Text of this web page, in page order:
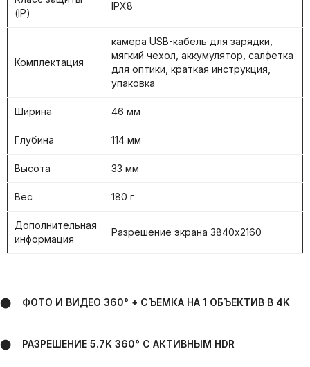
(IP)
IPX8
Комплектация
камера USB-кабель для зарядки,
мягкий чехол, аккумулятор, салфетка
для оптики, краткая инструкция,
упаковка
Ширина 46 мм
Глубина 114 мм
Высота 33 мм
Вес 180 г
Дополнительная
информация
Разрешение экрана 3840x2160
⬤ ФОТО И ВИДЕО 360° + СЪЕМКА НА 1 ОБЪЕКТИВ В 4K
⬤ РАЗРЕШЕНИЕ 5.7K 360° С АКТИВНЫМ HDR